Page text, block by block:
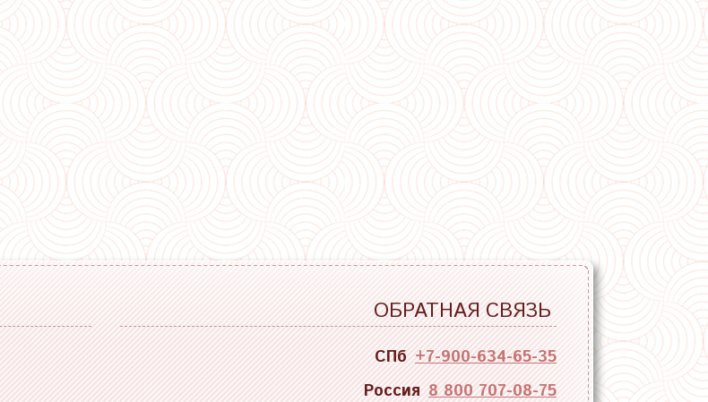
ОБРАТНАЯ СВЯЗЬ
СПб +7-900-634-65-35
Россия 8 800 707-08-75